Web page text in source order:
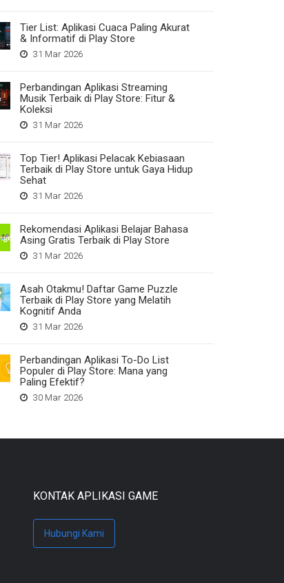
Tier List: Aplikasi Cuaca Paling Akurat
& Informatif di Play Store
31 Mar 2026
Perbandingan Aplikasi Streaming
Musik Terbaik di Play Store: Fitur &
Koleksi
31 Mar 2026
Top Tier! Aplikasi Pelacak Kebiasaan
Terbaik di Play Store untuk Gaya Hidup
Sehat
31 Mar 2026
Rekomendasi Aplikasi Belajar Bahasa
Asing Gratis Terbaik di Play Store
31 Mar 2026
Asah Otakmu! Daftar Game Puzzle
Terbaik di Play Store yang Melatih
Kognitif Anda
31 Mar 2026
Perbandingan Aplikasi To-Do List
Populer di Play Store: Mana yang
Paling Efektif?
30 Mar 2026
KONTAK APLIKASI GAME
Hubungi Kami